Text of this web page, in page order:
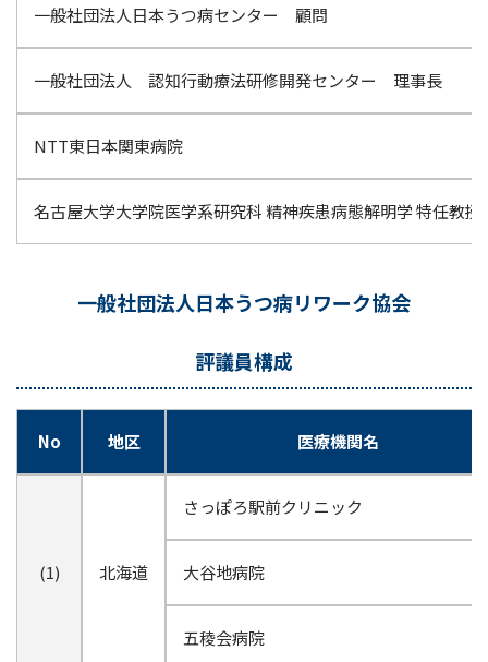
一般社団法人日本うつ病センター 顧問
一般社団法人 認知行動療法研修開発センター 理事長
NTT東日本関東病院
名古屋大学大学院医学系研究科 精神疾患病態解明学 特任教授
一般社団法人日本うつ病リワーク協会
評議員構成
No 地区 医療機関名
(1) 北海道
さっぽろ駅前クリニック
大谷地病院
五稜会病院